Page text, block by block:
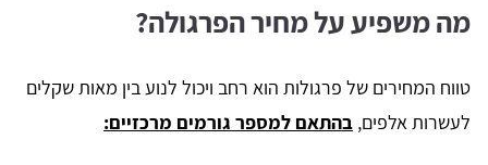
מה משפיע על מחיר הפרגולה?
טווח המחירים של פרגולות הוא רחב ויכול לנוע בין מאות שקלים
לעשרות אלפים, בהתאם למספר גורמים מרכזיים: